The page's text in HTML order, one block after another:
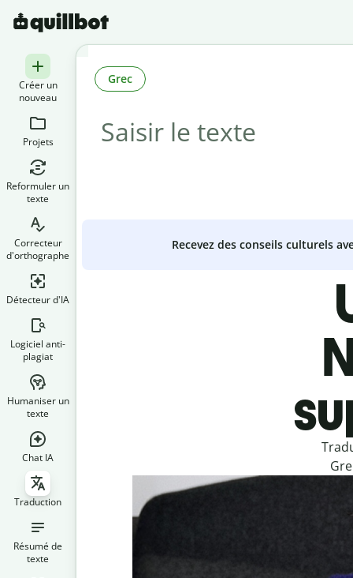
Créer un
nouveau
Projets
Reformuler un
texte
Correcteur
d'orthographe
Détecteur d'IA
Logiciel anti-
plagiat
Humaniser un
texte
Chat IA
Traduction
Résumé de
texte
Grec
Recevez des conseils culturels